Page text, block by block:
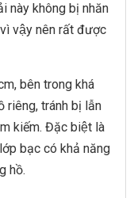
này không bị nhăn
vậy nên rất được
bên trong khá
riêng, tránh bị lẫn
kiếm. Đặc biệt là
bạc có khả năng
hồ.